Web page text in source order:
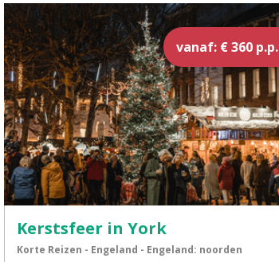
vanaf: € 360 p.p.
Kerstsfeer in York
Korte Reizen - Engeland - Engeland: noorden